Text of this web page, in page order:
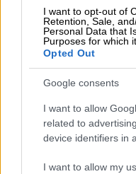
I want to opt-out of
Retention, Sale,
Personal Data that
Purposes for which
Opted Out
Google consents
I want to allow
related to
device identifiers in
I want to allow my
Lifestyle|22.06.2020
Κέιτλιν
επίσκεψή της
(pics)
Φωτογραφίες με
κέντρο της
Τζένερ έκανε τις